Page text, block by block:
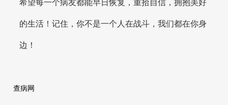
希望每一个病友都能早日恢复，重拾自信，拥抱美好
的生活！记住，你不是一个人在战斗，我们都在你身
边！
查病网